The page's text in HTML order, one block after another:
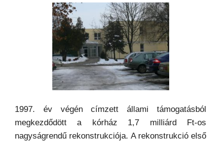
1997. év végén címzett állami támogatásból
megkezdődött a kórház 1,7 milliárd Ft-os
nagyságrendű rekonstrukciója. A rekonstrukció első